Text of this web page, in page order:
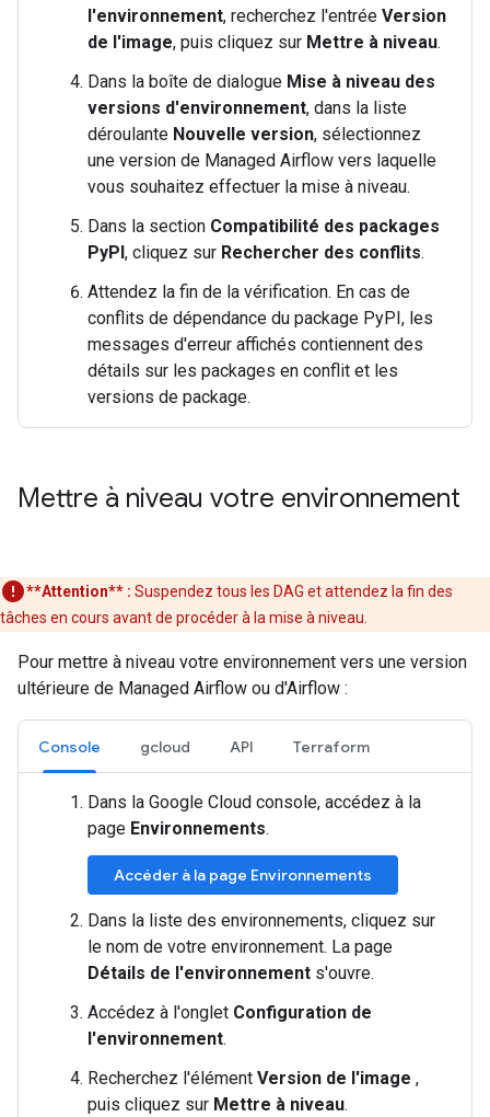
l'environnement, recherchez l'entrée Version
de l'image, puis cliquez sur Mettre à niveau.
Dans la boîte de dialogue Mise à niveau des
versions d'environnement, dans la liste
déroulante Nouvelle version, sélectionnez
une version de Managed Airflow vers laquelle
vous souhaitez effectuer la mise à niveau.
Dans la section Compatibilité des packages
PyPI, cliquez sur Rechercher des conflits.
Attendez la fin de la vérification. En cas de
conflits de dépendance du package PyPI, les
messages d'erreur affichés contiennent des
détails sur les packages en conflit et les
versions de package.
Mettre à niveau votre environnement
**Attention** : Suspendez tous les DAG et attendez la fin des
tâches en cours avant de procéder à la mise à niveau.
Pour mettre à niveau votre environnement vers une version
ultérieure de Managed Airflow ou d'Airflow :
Console gcloud API Terraform
Dans la Google Cloud console, accédez à la
page Environnements.
Accéder à la page Environnements
Dans la liste des environnements, cliquez sur
le nom de votre environnement. La page
Détails de l'environnement s'ouvre.
Accédez à l'onglet Configuration de
l'environnement.
Recherchez l'élément Version de l'image ,
puis cliquez sur Mettre à niveau.